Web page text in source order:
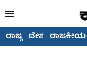
ರಾಜ್ಯ ದೇಶ ರಾಜಕೀಯ